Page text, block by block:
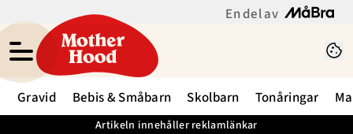
En del av
Gravid Bebis & Småbarn Skolbarn Tonåringar
Artikeln innehåller reklamlänkar